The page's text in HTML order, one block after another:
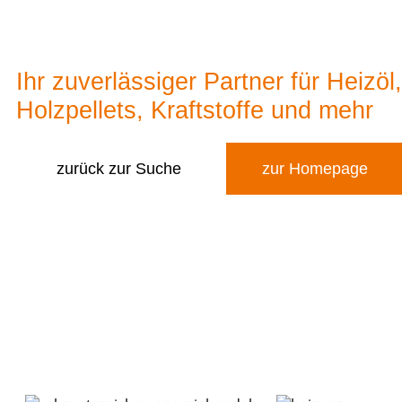
Ihr zuverlässiger Partner für Heizöl,
Holzpellets, Kraftstoffe und mehr
zurück zur Suche zur Homepage